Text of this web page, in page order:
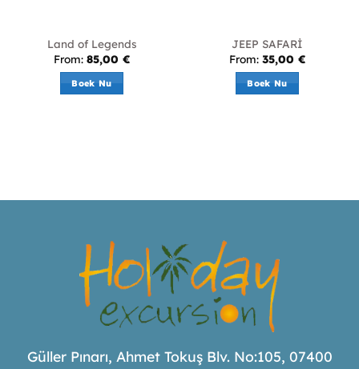
Land of Legends
From: 85,00 €
Boek Nu
JEEP SAFARİ
From: 35,00 €
Boek Nu
Güller Pınarı, Ahmet Tokuş Blv. No:105, 07400